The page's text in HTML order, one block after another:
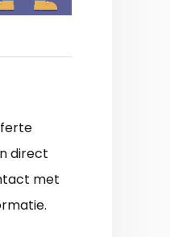
direct
met